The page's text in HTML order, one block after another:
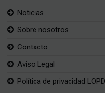
Noticias
Sobre nosotros
Contacto
Aviso Legal
Política de privacidad LOPD